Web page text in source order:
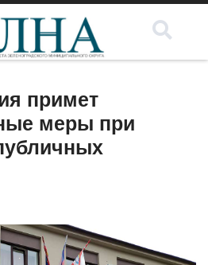
примет
меры при